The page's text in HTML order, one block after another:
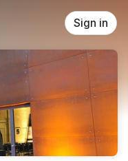
Sign in